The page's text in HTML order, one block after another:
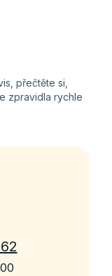
přečtěte si,
zpravidla rychle